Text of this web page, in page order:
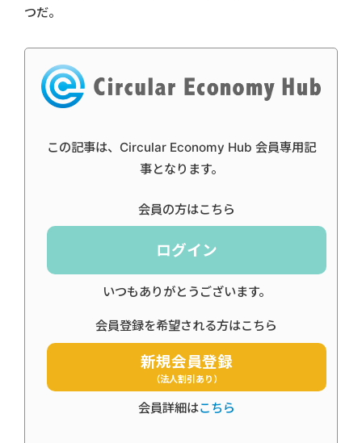
つだ。
この記事は、Circular Economy Hub 会員専用記
事となります。
会員の方はこちら
ログイン
いつもありがとうございます。
会員登録を希望される方はこちら
新規会員登録
（法人割引あり）
会員詳細はこちら